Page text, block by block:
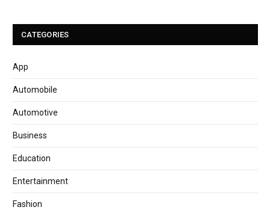
CATEGORIES
App
Automobile
Automotive
Business
Education
Entertainment
Fashion